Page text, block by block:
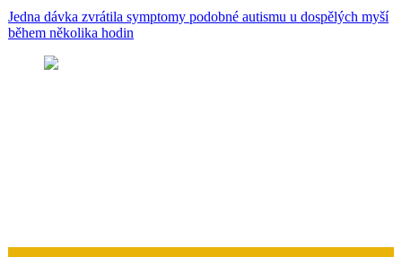
Jedna dávka zvrátila symptomy podobné autismu u dospělých myší
během několika hodin